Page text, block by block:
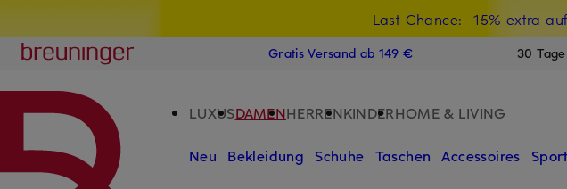
Last Chance: -15% extra
15€-
Breuninger
Gratis Versand ab 149 € 30
LUXUSDAMENHERRENKINDERHOME & LIVING
Neu Bekleidung Schuhe Taschen Accessoires Sport